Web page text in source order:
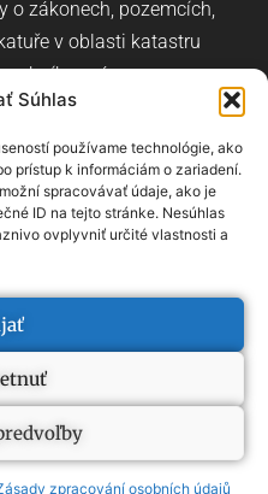
Súhlas
používame technológie, ako
prístup k informáciám o zariadení.
spracovávať údaje, ako je
ID na tejto stránke. Nesúhlas
ovplyvniť určité vlastnosti a
zpracování osobních údajů
o zákonech, pozemcích,
v oblasti katastru
práva.
Němec
HALAMA
OD VERTECO.DIGITAL